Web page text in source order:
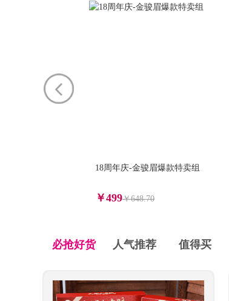
18周年庆-金骏眉爆款特卖组
￥499￥648.70
必抢好货 人气推荐 值得买